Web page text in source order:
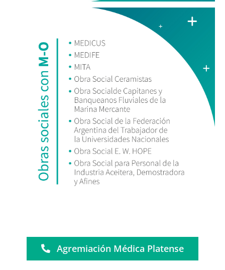
Agremiación Médica Platense